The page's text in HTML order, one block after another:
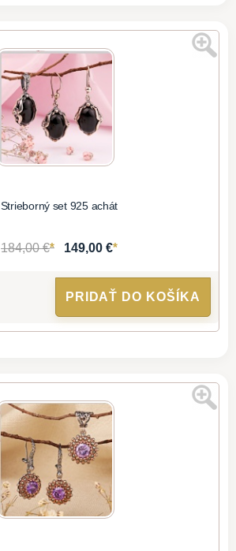
Strieborný set 925 achát
184,00 €* 149,00 €*
PRIDAŤ DO KOŠÍKA